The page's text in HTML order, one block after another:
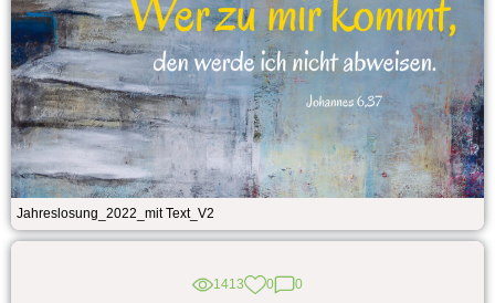
Jahreslosung_2022_mit Text_V2
1413 0 0